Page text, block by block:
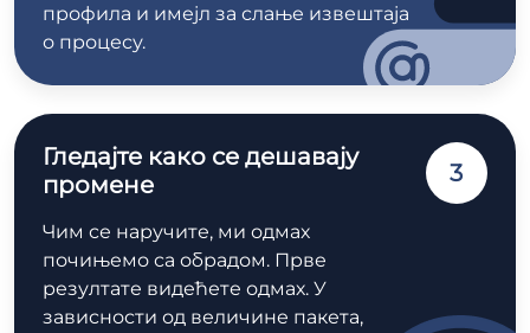
профила и имејл за слање извештаја
о процесу.
Гледајте како се дешавају
промене
Чим се наручите, ми одмах
почињемо са обрадом. Прве
резултате видећете одмах. У
зависности од величине пакета,
3